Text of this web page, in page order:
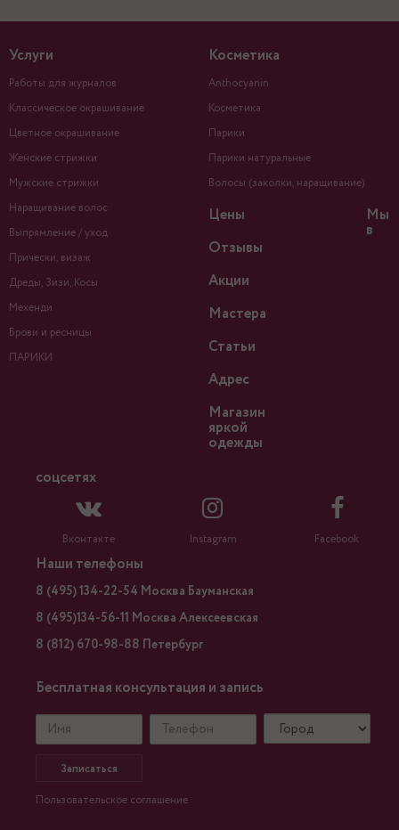
Услуги
Работы для журналов
Классическое окрашивание
Цветное окрашивание
Женские стрижки
Мужские стрижки
Наращивание волос
Выпрямление / уход
Прически, визаж
Дреды, Зизи, Косы
Мехенди
Брови и ресницы
ПАРИКИ
Косметика
Anthocyanin
Косметика
Парики
Парики натуральные
Волосы (заколки, наращивание)
Цены
Отзывы
Акции
Мастера
Статьи
Адрес
Магазин
яркой
одежды
Мы
в
соцсетях
Вконтакте Instagram Facebook
Наши телефоны
8 (495) 134-22-54 Москва Бауманская
8 (495)134-56-11 Москва Алексеевская
8 (812) 670-98-88 Петербург
Бесплатная консультация и запись
Записаться
Пользовательское соглашение